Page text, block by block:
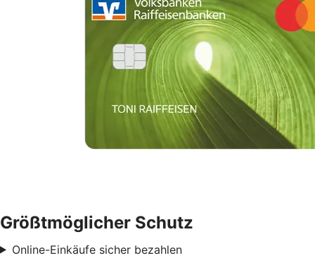
Größtmöglicher Schutz
Online-Einkäufe sicher bezahlen